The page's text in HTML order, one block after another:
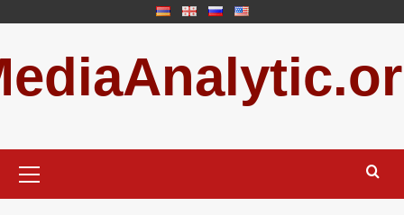
содержимому
меню